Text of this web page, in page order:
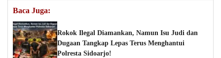
Baca Juga:
Rokok Ilegal Diamankan, Namun Isu Judi dan
Dugaan Tangkap Lepas Terus Menghantui
Polresta Sidoarjo!